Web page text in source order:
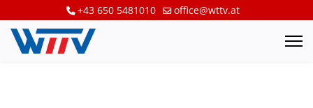
+43 650 5481010 office@wttv.at